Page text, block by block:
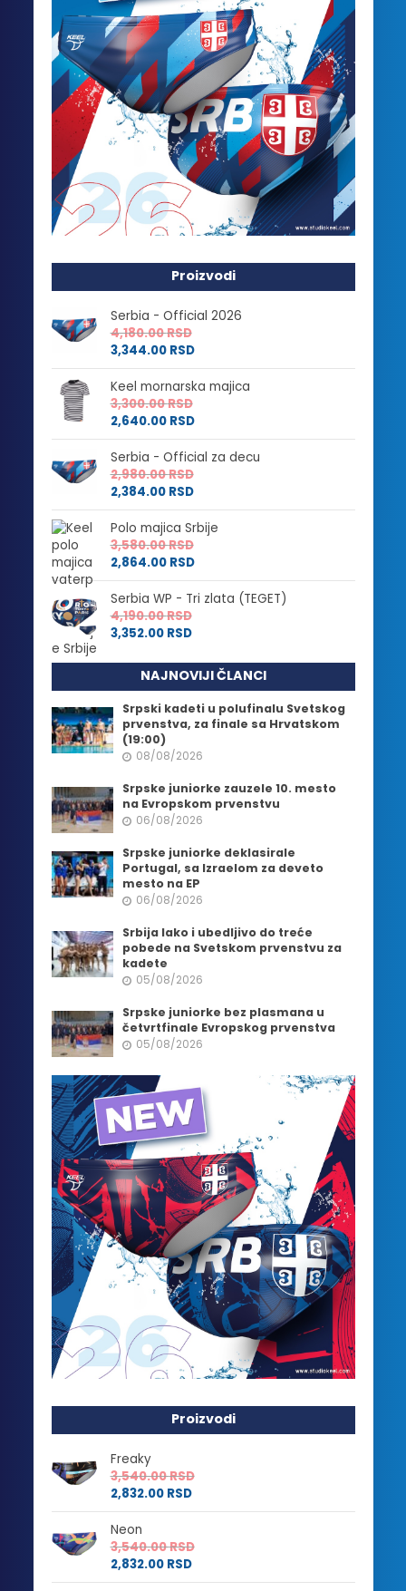
Proizvodi
Serbia - Official 2026
4,180.00RSD
3,344.00 RSD
Keel mornarska majica
3,300.00RSD
2,640.00 RSD
Serbia - Official za decu
2,980.00RSD
2,384.00 RSD
Polo majica Srbije
3,580.00RSD
2,864.00 RSD
Serbia WP - Tri zlata (TEGET)
4,190.00RSD
3,352.00 RSD
NAJNOVIJI ČLANCI
Srpski kadeti u polufinalu Svetskog
prvenstva, za finale sa Hrvatskom
(19:00)
08/08/2026
Srpske juniorke zauzele 10. mesto
na Evropskom prvenstvu
06/08/2026
Srpske juniorke deklasirale
Portugal, sa Izraelom za deveto
mesto na EP
06/08/2026
Srbija lako i ubedljivo do treće
pobede na Svetskom prvenstvu za
kadete
05/08/2026
Srpske juniorke bez plasmana u
četvrtfinale Evropskog prvenstva
05/08/2026
Proizvodi
Freaky
3,540.00RSD
2,832.00 RSD
Neon
3,540.00RSD
2,832.00 RSD